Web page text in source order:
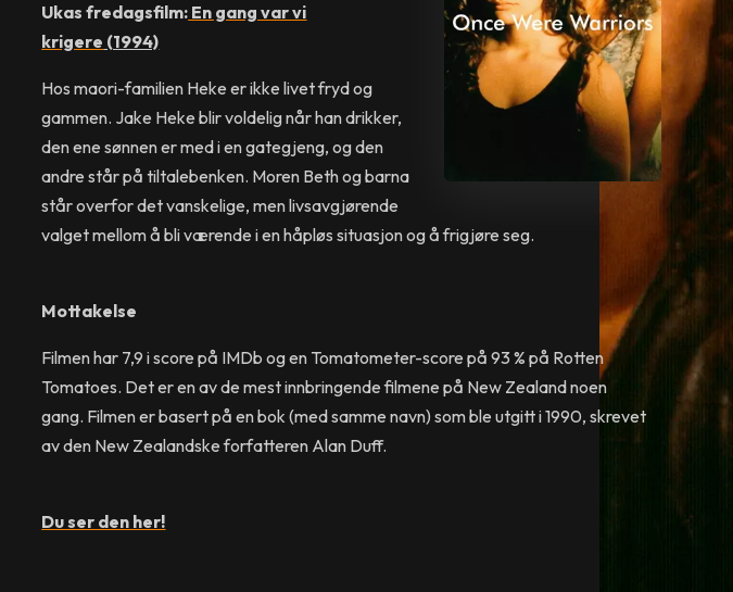
Ukas fredagsfilm: En gang var vi
krigere (1994)
Hos maori-familien Heke er ikke livet fryd og
gammen. Jake Heke blir voldelig når han drikker,
den ene sønnen er med i en gategjeng, og den
andre står på tiltalebenken. Moren Beth og barna
står overfor det vanskelige, men livsavgjørende
valget mellom å bli værende i en håpløs situasjon og å frigjøre seg.
Mottakelse
Filmen har 7,9 i score på IMDb og en Tomatometer-score på 93 % på Rotten
Tomatoes. Det er en av de mest innbringende filmene på New Zealand noen
gang. Filmen er basert på en bok (med samme navn) som ble utgitt i 1990, skrevet
av den New Zealandske forfatteren Alan Duff.
Du ser den her!